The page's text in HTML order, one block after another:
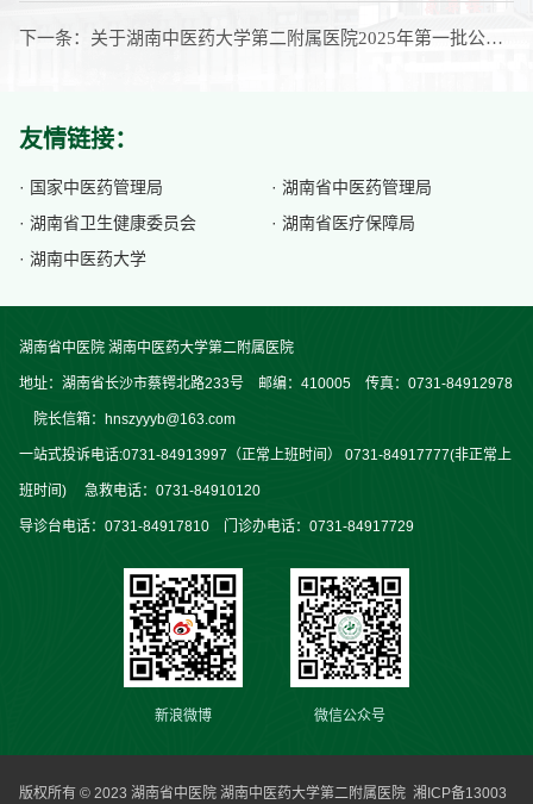
下一条： 关于湖南中医药大学第二附属医院2025年第一批公开招聘第三批次A3岗位考核成绩的公示
友情链接：
· 国家中医药管理局
· 湖南省中医药管理局
· 湖南省卫生健康委员会
· 湖南省医疗保障局
· 湖南中医药大学
湖南省中医院 湖南中医药大学第二附属医院
地址：湖南省长沙市蔡锷北路233号 邮编：410005 传真：0731-84912978
院长信箱：hnszyyyb@163.com
一站式投诉电话:0731-84913997（正常上班时间） 0731-84917777(非正常上
班时间) 急救电话：0731-84910120
导诊台电话：0731-84917810 门诊办电话：0731-84917729
新浪微博 微信公众号
版权所有 © 2023 湖南省中医院 湖南中医药大学第二附属医院 湘ICP备13003